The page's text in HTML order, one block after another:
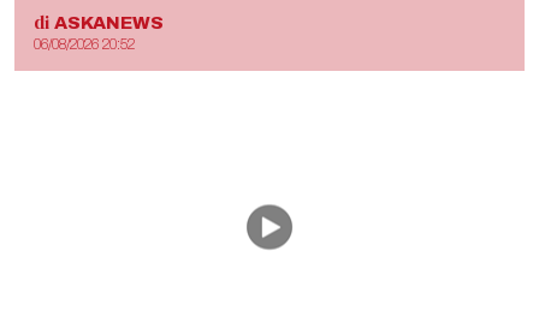
di ASKANEWS
06/08/2026 20:52